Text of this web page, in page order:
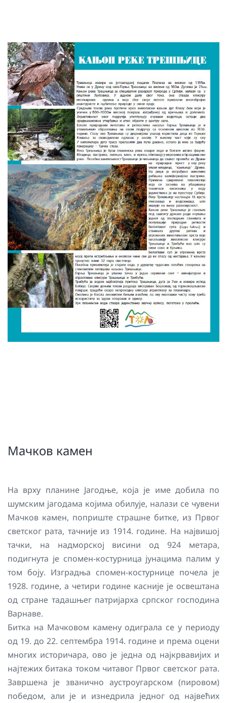
Мачков камен
На врху планине Јагодње, која је име добила по
шумским јагодама којима обилује, налази се чувени
Мачков камен, поприште страшне битке, из Првог
светског рата, тачније из 1914. године. На највишој
тачки, на надморској висини од 924 метара,
подигнута је спомен-костурница јунацима палим у
том боју. Изградња спомен-костурнице почела је
1928. године, а четири године касније је освештана
од стране тадашњег патријарха српског господина
Варнаве.
Битка на Мачковом камену одиграла се у периоду
од 19. до 22. септембра 1914. године и према оцени
многих историчара, ово је једна од најкрвавијих и
најтежих битака током читавог Првог светског рата.
Завршена је званично аустроугарском (пировом)
победом, али је и изнедрила једног од највећих